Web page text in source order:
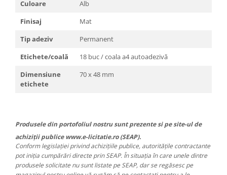
Culoare
Alb
Finisaj
Mat
Tip adeziv
Permanent
Etichete/coală
18 buc / coala a4 autoadezivă
Dimensiune
etichete
70 x 48 mm
Produsele din portofoliul nostru sunt prezente si pe site-ul de
achiziții publice www.e-licitatie.ro (SEAP).
Conform legislației privind achizițiile publice, autoritățile contractante
pot iniția cumpărări directe prin SEAP. În situația în care unele dintre
produsele solicitate nu sunt listate pe SEAP, dar se regăsesc pe